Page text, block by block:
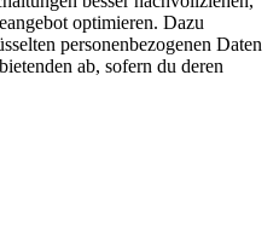
optimieren. Dazu
personenbezogenen Daten
ab, sofern du deren